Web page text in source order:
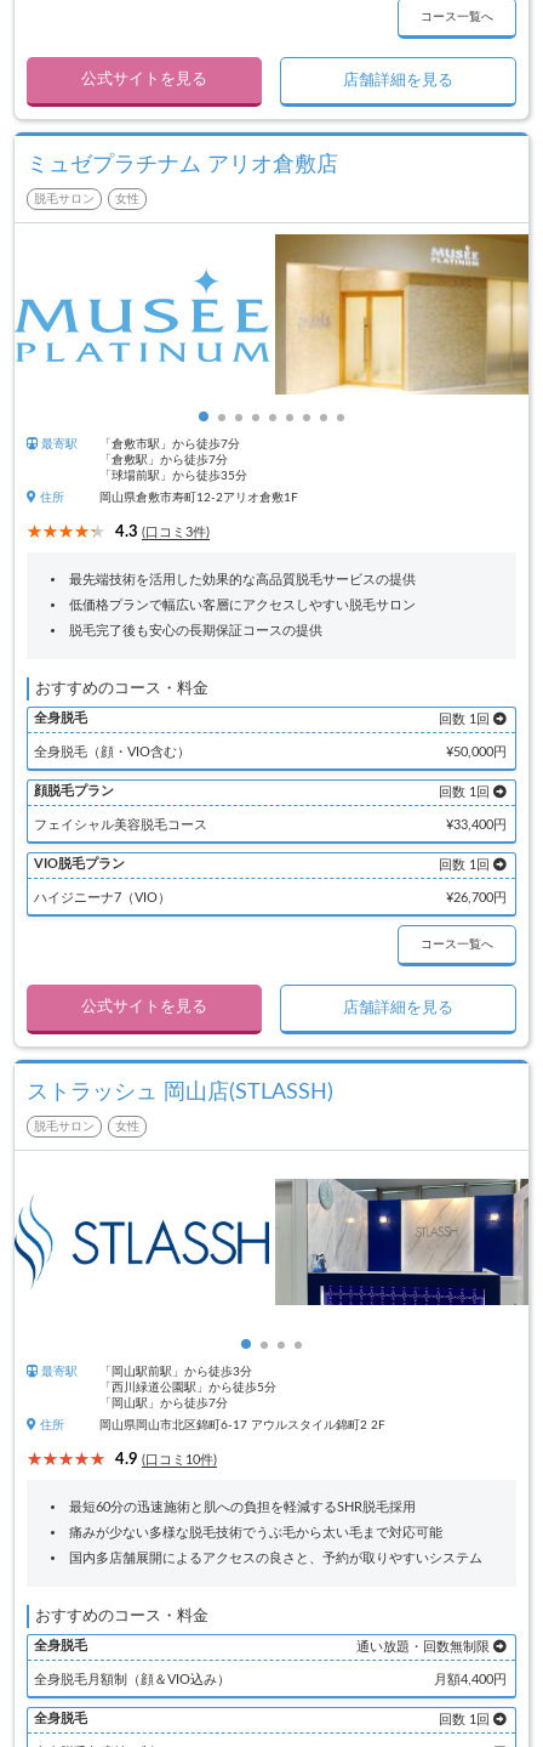
コース一覧へ
公式サイトを見る 店舗詳細を見る
ミュゼプラチナム アリオ倉敷店
脱毛サロン 女性
最寄駅
「倉敷市駅」から徒歩7分
「倉敷駅」から徒歩7分
「球場前駅」から徒歩35分
住所
岡山県倉敷市寿町12-2アリオ倉敷1F
4.3 (口コミ3件)
最先端技術を活用した効果的な高品質脱毛サービスの提供
低価格プランで幅広い客層にアクセスしやすい脱毛サロン
脱毛完了後も安心の長期保証コースの提供
おすすめのコース・料金
全身脱毛 回数 1回
全身脱毛（顔・VIO含む） ¥50,000円
顔脱毛プラン 回数 1回
フェイシャル美容脱毛コース ¥33,400円
VIO脱毛プラン 回数 1回
ハイジニーナ7（VIO） ¥26,700円
コース一覧へ
公式サイトを見る 店舗詳細を見る
ストラッシュ 岡山店(STLASSH)
脱毛サロン 女性
最寄駅
「岡山駅前駅」から徒歩3分
「西川緑道公園駅」から徒歩5分
「岡山駅」から徒歩7分
住所
岡山県岡山市北区錦町6-17 アウルスタイル錦町2 2F
4.9 (口コミ10件)
最短60分の迅速施術と肌への負担を軽減するSHR脱毛採用
痛みが少ない多様な脱毛技術でうぶ毛から太い毛まで対応可能
国内多店舗展開によるアクセスの良さと、予約が取りやすいシステム
おすすめのコース・料金
全身脱毛 通い放題・回数無制限
全身脱毛月額制（顔＆VIO込み） 月額4,400円
全身脱毛 回数 1回